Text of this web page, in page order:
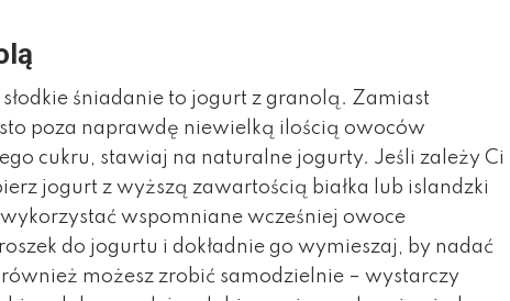
śniadanie to jogurt z granolą. Zamiast
poza naprawdę niewielką ilością owoców
cukru, stawiaj na naturalne jogurty. Jeśli zależy Ci
jogurt z wyższą zawartością białka lub islandzki
wspomniane wcześniej owoce
do jogurtu i dokładnie go wymieszaj, by nadać
możesz zrobić samodzielnie – wystarczy